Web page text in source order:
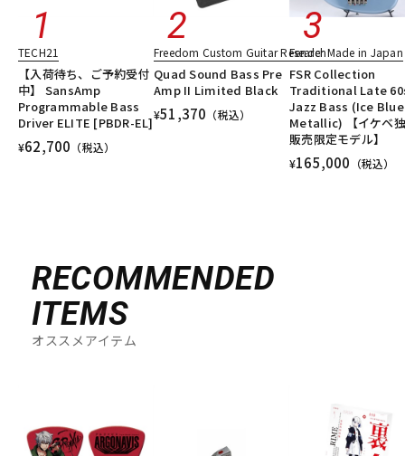
TECH21
【入荷待ち、ご予約受付
中】 SansAmp
Programmable Bass
Driver ELITE [PBDR-EL]
¥62,700 （税込）
Freedom Custom Guitar Research
Quad Sound Bass Pre
Amp II Limited Black
¥51,370 （税込）
Fender Made in Japan
FSR Collection
Traditional Late
Jazz Bass (Ice Blue
Metallic) 【イケベ
販売限定モデル】
¥165,000 （税込）
RECOMMENDED
ITEMS
オススメアイテム